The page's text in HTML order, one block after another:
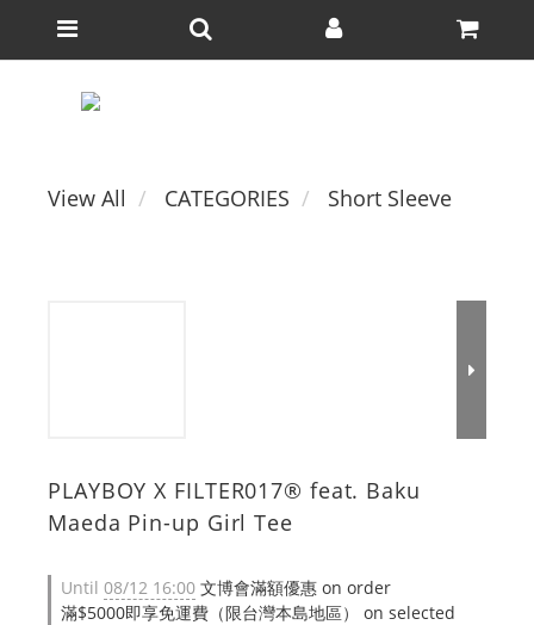
View All CATEGORIES Short Sleeve
PLAYBOY X FILTER017® feat. Baku
Maeda Pin-up Girl Tee
Until 08/12 16:00 文博會滿額優惠 on order
滿$5000即享免運費（限台灣本島地區） on selected